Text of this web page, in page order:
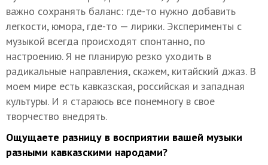
важно сохранять баланс: где-то нужно добавить
легкости, юмора, где-то — лирики. Эксперименты с
музыкой всегда происходят спонтанно, по
настроению. Я не планирую резко уходить в
радикальные направления, скажем, китайский джаз. В
моем мире есть кавказская, российская и западная
культуры. И я стараюсь все понемногу в свое
творчество внедрять.
Ощущаете разницу в восприятии вашей музыки
разными кавказскими народами?